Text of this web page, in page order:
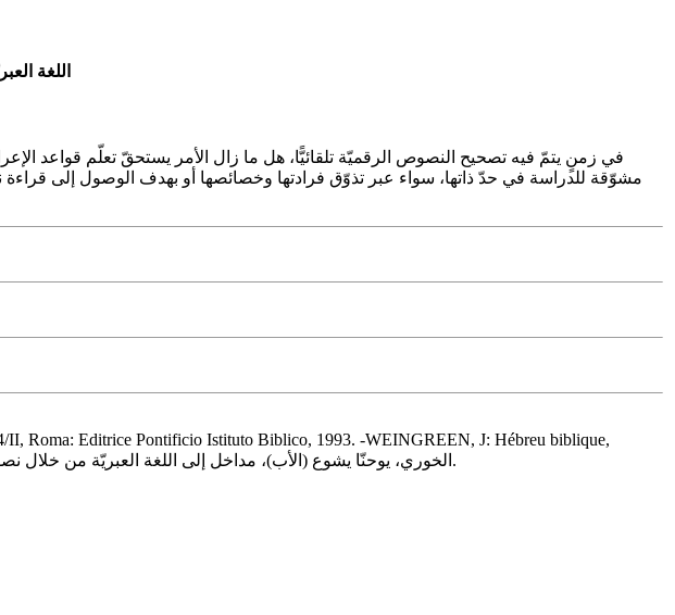
2 اللغة
مشوّقة للدراسة في حدّ ذاتها، سواء عبر تذوّق فرادتها وخصائصها أو بهدف الوصول إلى
Roma: Editrice Pontificio Istituto Biblico, 1993. -WEINGREEN, J: Hébreu biblique,
Méthode élémentaire, Paris: Beauchesne, 1984. - الخوري، يوحنّا يشوع (الأب)، مداخل إلى اللغة العبريّة من خلال نصوص العهد القديم، جونيه: منشورات الرسل، 2013.